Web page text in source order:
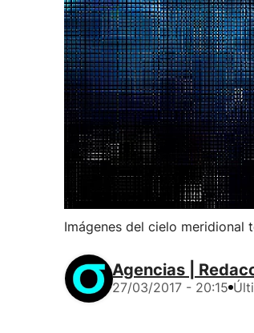
Imágenes del cielo meridional
Agencias |
27/03/2017 - 20:15